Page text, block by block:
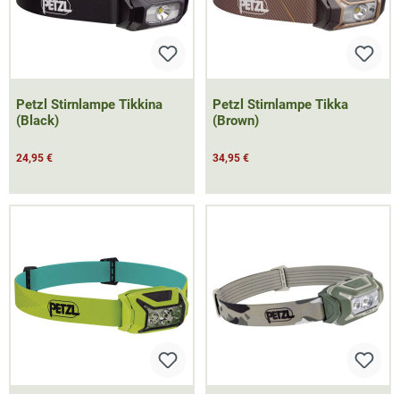
Petzl Stirnlampe Tikkina
(Black)
24,95 €
Petzl Stirnlampe Tikka
(Brown)
34,95 €